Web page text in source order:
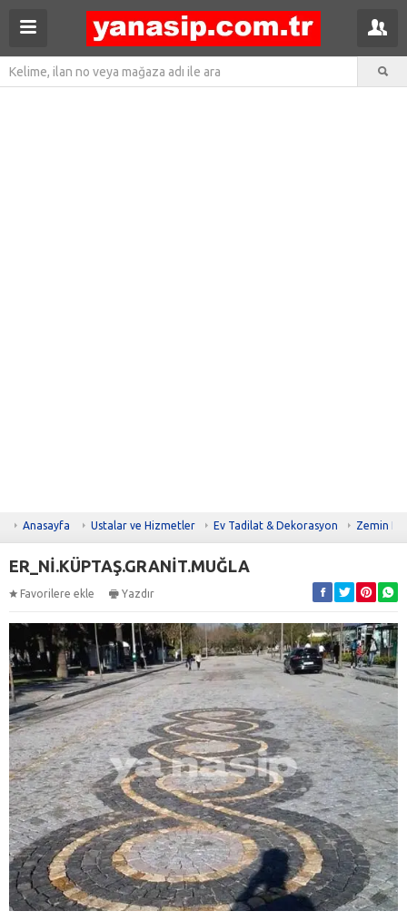
Anasayfa Ustalar ve Hizmetler Ev Tadilat & Dekorasyon Zemin
ER_Nİ.KÜPTAŞ.GRANİT.MUĞLA
Favorilere ekle Yazdır